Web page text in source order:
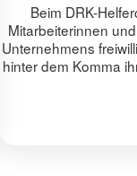
Beim DRK-
Mitarbeiterinnen
Unternehmens
hinter dem Komma